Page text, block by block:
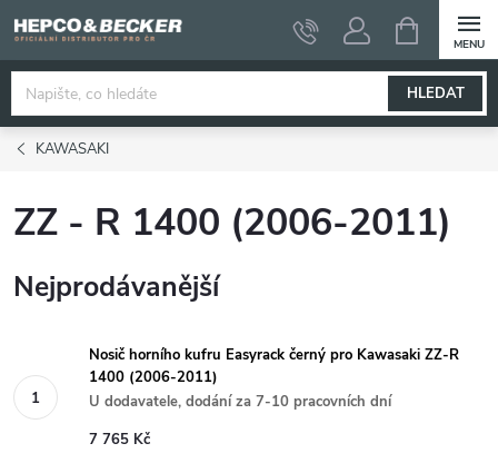
na
obsah
HLEDAT
NÁKUPNÍ
KOŠÍK
KAWASAKI
ZZ - R 1400 (2006-2011)
Nejprodávanější
Nosič horního kufru Easyrack černý pro Kawasaki ZZ-R
1400 (2006-2011)
U dodavatele, dodání za 7-10 pracovních dní
7 765 Kč